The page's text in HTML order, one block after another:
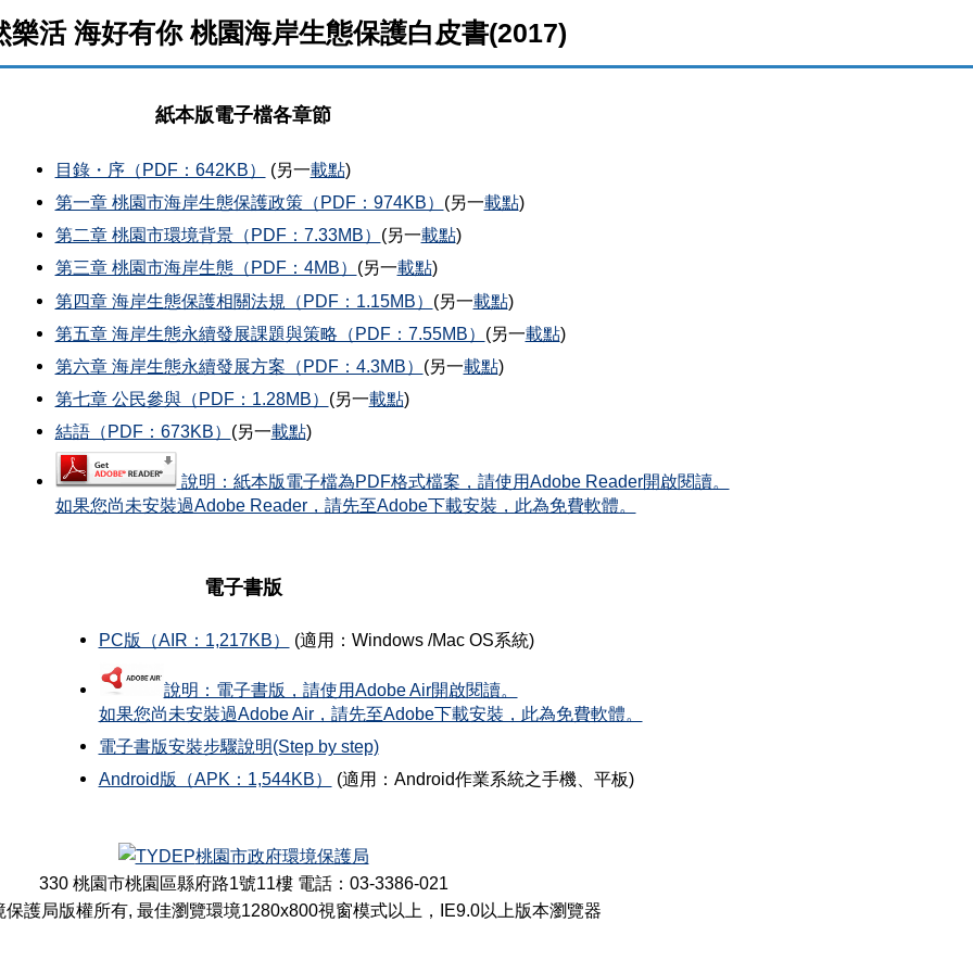
樂活 海好有你 桃園海岸生態保護白皮書(2017)
紙本版電子檔各章節
目錄・序（PDF：642KB） (另一載點)
第一章 桃園市海岸生態保護政策（PDF：974KB） (另一載點)
第二章 桃園市環境背景（PDF：7.33MB） (另一載點)
第三章 桃園市海岸生態（PDF：4MB） (另一載點)
第四章 海岸生態保護相關法規（PDF：1.15MB） (另一載點)
第五章 海岸生態永續發展課題與策略（PDF：7.55MB） (另一載點)
第六章 海岸生態永續發展方案（PDF：4.3MB） (另一載點)
第七章 公民參與（PDF：1.28MB） (另一載點)
結語（PDF：673KB） (另一載點)
說明：紙本版電子檔為PDF格式檔案，請使用Adobe Reader開啟閱讀。
如果您尚未安裝過Adobe Reader，請先至Adobe下載安裝，此為免費軟體。
電子書版
PC版（AIR：1,217KB） (適用：Windows /Mac OS系統)
說明：電子書版，請使用Adobe Air開啟閱讀。
如果您尚未安裝過Adobe Air，請先至Adobe下載安裝，此為免費軟體。
電子書版安裝步驟說明(Step by step)
Android版（APK：1,544KB）
(適用：Android作業系統之手機、平板)
桃園市政府環境保護局
330 桃園市桃園區縣府路1號11樓 電話：03-3386-021
保護局版權所有, 最佳瀏覽環境1280x800視窗模式以上，IE9.0以上版本瀏覽器